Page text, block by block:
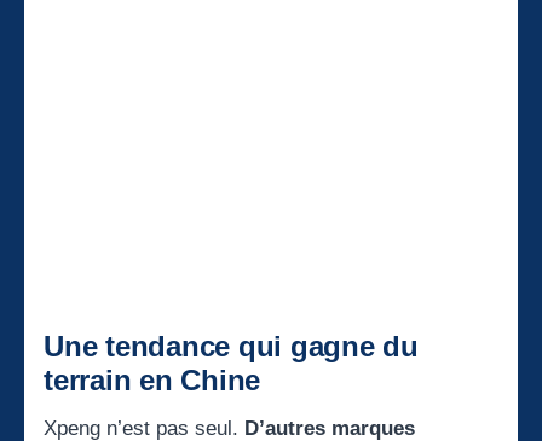
Une tendance qui gagne du
terrain en Chine
Xpeng n’est pas seul. D’autres marques